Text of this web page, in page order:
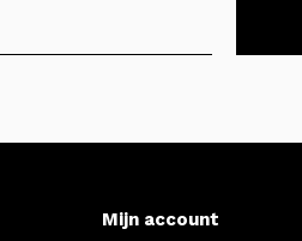
Mijn account